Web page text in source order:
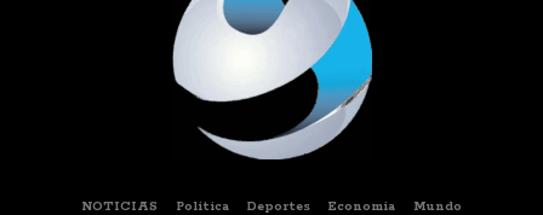
NOTICIAS Politica Deportes Economia Mundo